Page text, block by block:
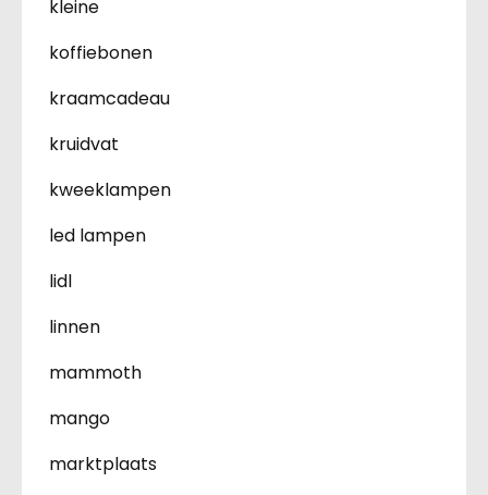
kleine
koffiebonen
kraamcadeau
kruidvat
kweeklampen
led lampen
lidl
linnen
mammoth
mango
marktplaats